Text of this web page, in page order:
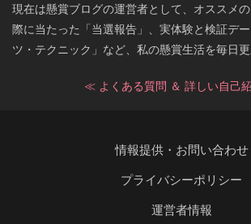
現在は懸賞ブログの運営者として、オススメ
際に当たった「当選報告」、実体験と検証デ
ツ・テクニック」など、私の懸賞生活を毎日更
≪ よくある質問 ＆ 詳しい自己
情報提供・お問い合わせ
プライバシーポリシー
運営者情報